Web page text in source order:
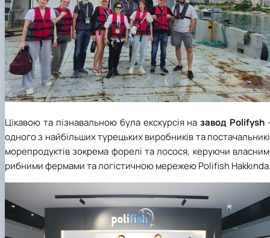
Цікавою та пізнавальною була екскурсія назавод Polifysh
одного з найбільших турецьких виробників та
морепродуктів зокрема форелі та лосося, керуючи
рибними фермами та логістичною мережею Polifish